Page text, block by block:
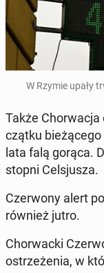
W Rzymie upały
Także
cząt­ku
lata falą gorąca.
stopni Cel­sju­sza.
Czer­wo­ny alert
również jutro.
Chor­wac­ki
ostrze­że­nia, w